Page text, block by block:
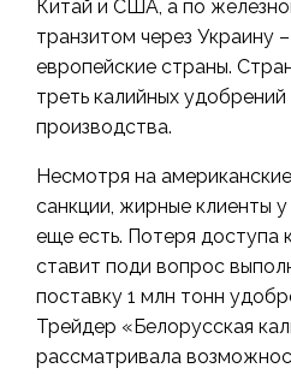
Китай и США, а по
транзитом через Украину
европейские страны.
треть калийных
производства.
Несмотря на
санкции, жирные клиенты
еще есть. Потеря доступа
ставит поди вопрос
поставку 1 млн тонн
Трейдер «Белорусская
рассматривала